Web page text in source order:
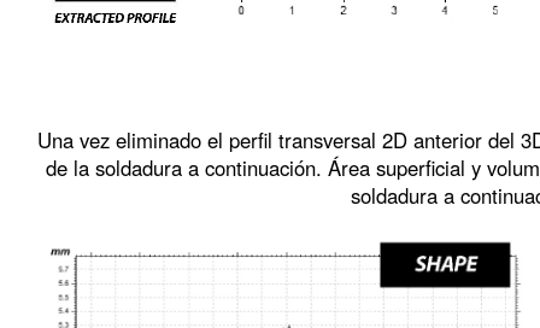
Una vez eliminado el perfil transversal 2D anterior del
de la soldadura a continuación. Área superficial y
soldadura a